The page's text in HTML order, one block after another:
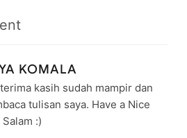
KOMALA
kasih sudah mampir dan
tulisan saya. Have a Nice
Salam :)